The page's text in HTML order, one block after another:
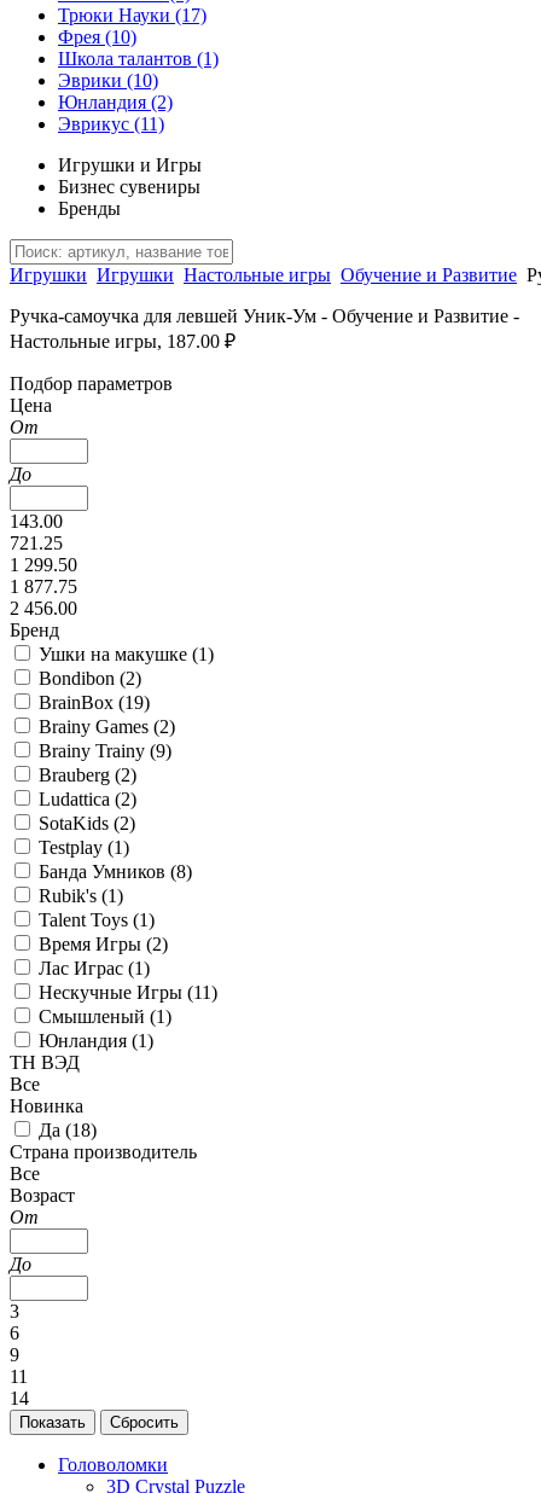
Трюки Науки (17)
Фрея (10)
Школа талантов (1)
Эврики (10)
Юнландия (2)
Эврикус (11)
Игрушки и Игры
Бизнес сувениры
Бренды
Игрушки Игрушки Настольные игры Обучение и Развитие
Ручка-самоучка для левшей Уник-Ум - Обучение и Развитие -
Настольные игры, 187.00 ₽
Подбор параметров
Цена
От
До
143.00
721.25
1 299.50
1 877.75
2 456.00
Бренд
Ушки на макушке (1)
Bondibon (2)
BrainBox (19)
Brainy Games (2)
Brainy Trainy (9)
Brauberg (2)
Ludattica (2)
SotaKids (2)
Testplay (1)
Банда Умников (8)
Rubik's (1)
Talent Toys (1)
Время Игры (2)
Лас Играс (1)
Нескучные Игры (11)
Смышленый (1)
Юнландия (1)
ТН ВЭД
Все
Новинка
Да (18)
Страна производитель
Все
Возраст
От
До
3
6
9
11
14
Головоломки
3D Crystal Puzzle